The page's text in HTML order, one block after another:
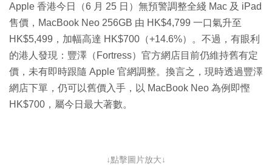
Apple 香港今日（6 月 25 日）無預警調整全綫 Mac 及 iPad
售價，MacBook Neo 256GB 由 HK$4,799 一口氣升至
HK$5,499，加幅高達 HK$700（+14.6%）。不過，有眼利
的港人發現：豐澤（Fortress）官方網店目前仍維持舊有定
價，未有即時跟隨 Apple 官網調整。換言之，現時透過豐澤
網店下單，仍可以舊價入手，以 MacBook Neo 為例即慳
HK$700，屬今日最大著數。
↓點擊圖片放大↓